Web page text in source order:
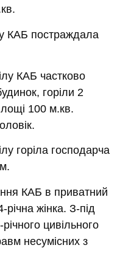
КАБ постраждала
КАБ частково
горіли 2
100 м.кв.
горіла господарча
КАБ в приватний
жінка. З-під
цивільного
несумісних з